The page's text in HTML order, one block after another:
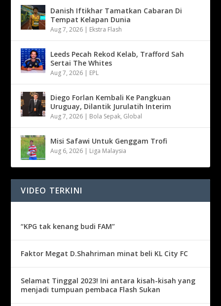
Danish Iftikhar Tamatkan Cabaran Di
Tempat Kelapan Dunia
Aug 7, 2026 | Ekstra Flash
Leeds Pecah Rekod Kelab, Trafford Sah
Sertai The Whites
Aug 7, 2026 | EPL
Diego Forlan Kembali Ke Pangkuan
Uruguay, Dilantik Jurulatih Interim
Aug 7, 2026 | Bola Sepak, Global
Misi Safawi Untuk Genggam Trofi
Aug 6, 2026 | Liga Malaysia
VIDEO TERKINI
“KPG tak kenang budi FAM”
Faktor Megat D.Shahriman minat beli KL City FC
Selamat Tinggal 2023! Ini antara kisah-kisah yang
menjadi tumpuan pembaca Flash Sukan